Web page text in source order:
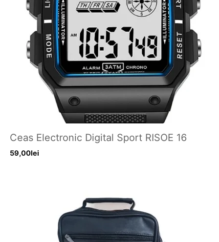
Ceas Electronic Digital Sport RISOE 16
59,00lei